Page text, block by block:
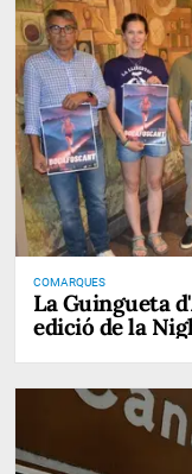
COMARQUES
La Guingueta
edició de la